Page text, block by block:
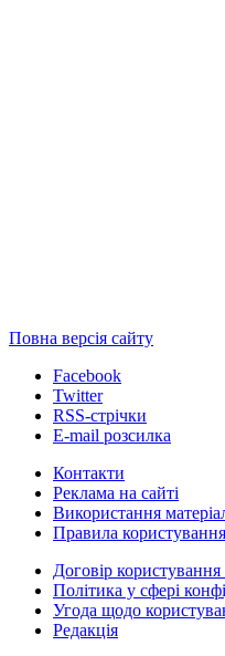
Повна версія сайту
Facebook
Twitter
RSS-стрічки
E-mail розсилка
Контакти
Реклама на сайті
Використання
Правила
Договір
Політика у сфері
Угода щодо
Редакція